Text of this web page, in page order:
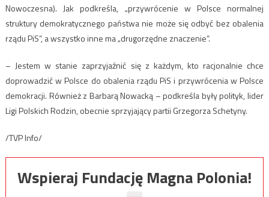
Nowoczesna). Jak podkreśla, „przywrócenie w Polsce normalnej
struktury demokratycznego państwa nie może się odbyć bez obalenia
rządu PiS”, a wszystko inne ma „drugorzędne znaczenie”.
– Jestem w stanie zaprzyjaźnić się z każdym, kto racjonalnie chce
doprowadzić w Polsce do obalenia rządu PiS i przywrócenia w Polsce
demokracji. Również z Barbarą Nowacką – podkreśla były polityk, lider
Ligi Polskich Rodzin, obecnie sprzyjający partii Grzegorza Schetyny.
/TVP Info/
Wspieraj Fundację Magna Polonia!